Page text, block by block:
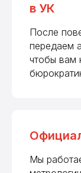
в УК
После
передаем
чтобы вам
Мы